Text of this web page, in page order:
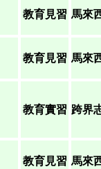
教育見習 馬來
教育見習 馬來
教育實習 跨界
教育見習 馬來